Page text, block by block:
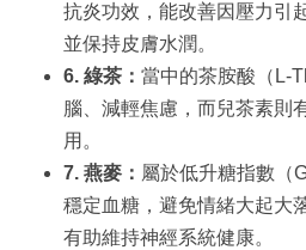
抗炎功效，能改善因壓力引
並保持皮膚水潤。
6. 綠茶： 當中的茶胺酸（L-
腦、減輕焦慮，而兒茶素則
用。
7. 燕麥： 屬於低升糖指數（
穩定血糖，避免情緒大起大
有助維持神經系統健康。